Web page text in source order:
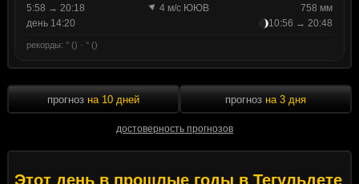
5:58 → 20:18
4 м/с ЮЮВ
758 мм
день 14:20
10:56 → 20:48
рекорды: ° () · ° ()
прогноз на 10 дней
достоверность прогнозов
прогноз на 3 дня
Этот день в прошлые годы в Тегульдете